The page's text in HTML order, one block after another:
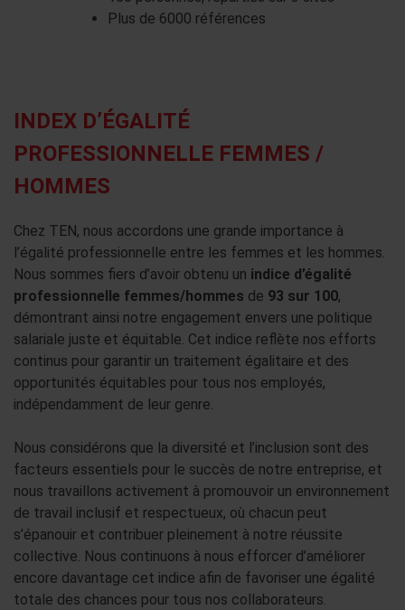
Plus de 6000 références
INDEX D’ÉGALITÉ
PROFESSIONNELLE FEMMES /
HOMMES
Chez TEN, nous accordons une grande importance à
l’égalité professionnelle entre les femmes et les hommes.
Nous sommes fiers d’avoir obtenu un indice d’égalité
professionnelle femmes/hommes de 93 sur 100,
démontrant ainsi notre engagement envers une politique
salariale juste et équitable. Cet indice reflète nos efforts
continus pour garantir un traitement égalitaire et des
opportunités équitables pour tous nos employés,
indépendamment de leur genre.
Nous considérons que la diversité et l’inclusion sont des
facteurs essentiels pour le succès de notre entreprise, et
nous travaillons activement à promouvoir un environnement
de travail inclusif et respectueux, où chacun peut
s’épanouir et contribuer pleinement à notre réussite
collective. Nous continuons à nous efforcer d’améliorer
encore davantage cet indice afin de favoriser une égalité
totale des chances pour tous nos collaborateurs.